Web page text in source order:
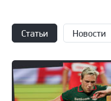
Статьи Новости